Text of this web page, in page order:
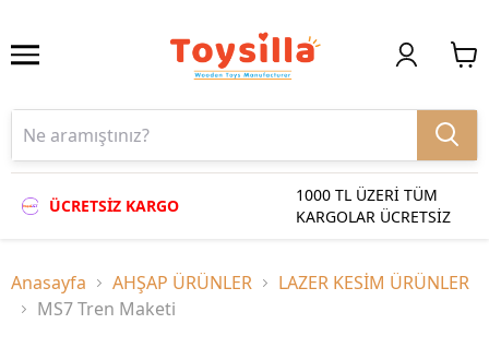
ÜCRETSİZ KARGO
1000 TL ÜZERİ TÜM
KARGOLAR ÜCRETSİZ
Anasayfa AHŞAP ÜRÜNLER
LAZER KESİM ÜRÜNLER
MS7 Tren Maketi